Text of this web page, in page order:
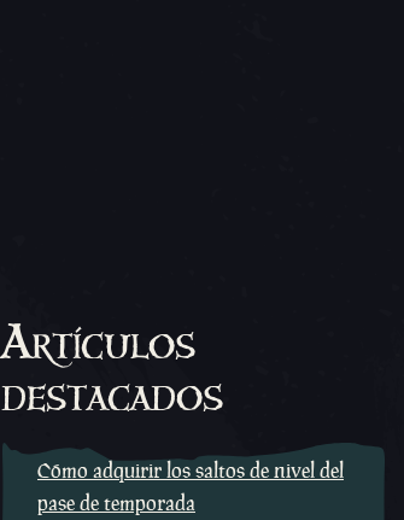
Artículos
destacados
Cómo adquirir los saltos de nivel del
pase de temporada